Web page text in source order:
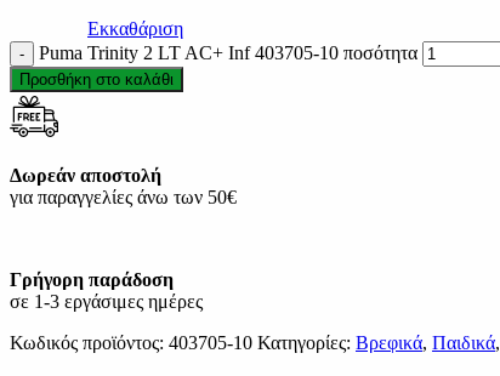
Εκκαθάριση
Puma Trinity 2 LT AC+ Inf 403705-10 ποσότητα
Προσθήκη στο καλάθι
Δωρεάν αποστολή
για παραγγελίες άνω των 50€
Γρήγορη παράδοση
σε 1-3 εργάσιμες ημέρες
Κωδικός προϊόντος: 403705-10 Κατηγορίες: Βρεφικά, Παιδικά,